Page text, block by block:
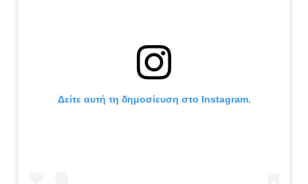
Δείτε αυτή τη δημοσίευση στο Instagram.